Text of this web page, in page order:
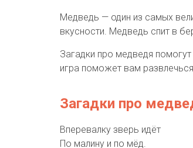
Медведь — один из самых
вкусности. Медведь спит в
Загадки про медведя
игра поможет вам
Загадки про
Вперевалку зверь идёт
По малину и по мёд.